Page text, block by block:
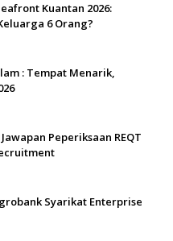
Kuantan 2026:
6 Orang?
: Tempat Menarik,
Peperiksaan REQT
Syarikat Enterprise